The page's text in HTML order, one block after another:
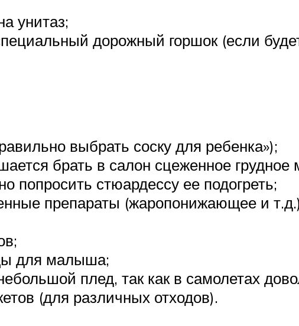
унитаз;
дорожный горшок (если
выбрать соску для ребенка»);
брать в салон сцеженное
попросить стюардессу ее подогреть;
препараты (жаропонижающее и
для малыша;
плед, так как в самолетах
(для различных отходов).